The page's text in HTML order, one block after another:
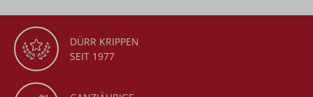
DÜRR KRIPPEN
SEIT 1977